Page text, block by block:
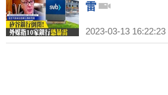
雷
2023-03-13 16:22:23